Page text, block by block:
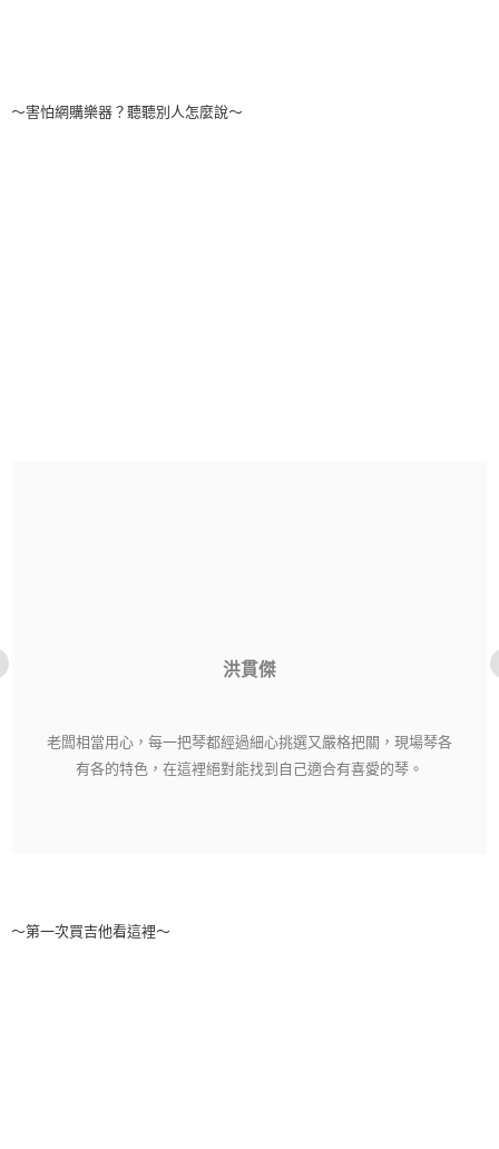
～害怕網購樂器？聽聽別人怎麼說～
洪貫傑
老闆相當用心，每一把琴都經過細心挑選又嚴格把關，現場琴各
有各的特色，在這裡絕對能找到自己適合有喜愛的琴。
～第一次買吉他看這裡～